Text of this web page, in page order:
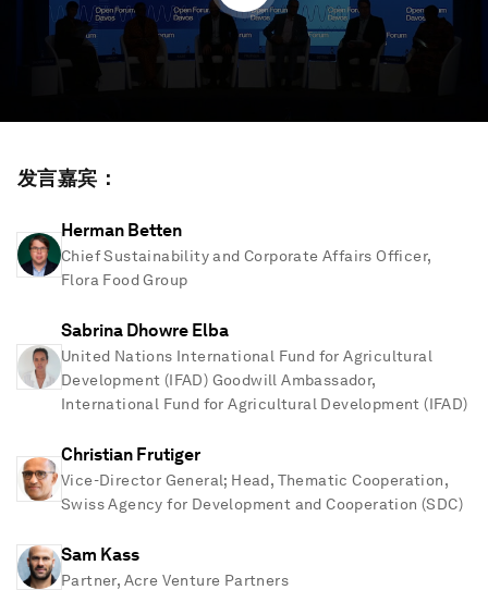
发言嘉宾：
Herman Betten
Chief Sustainability and Corporate Affairs Officer,
Flora Food Group
Sabrina Dhowre Elba
United Nations International Fund for Agricultural
Development (IFAD) Goodwill Ambassador,
International Fund for Agricultural Development (IFAD)
Christian Frutiger
Vice-Director General; Head, Thematic Cooperation,
Swiss Agency for Development and Cooperation (SDC)
Sam Kass
Partner, Acre Venture Partners